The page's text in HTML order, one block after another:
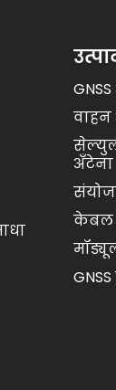
GNSS RTK रिसीव्हर
ZED-F9P RTK
अँटेना
केबल
GNSS